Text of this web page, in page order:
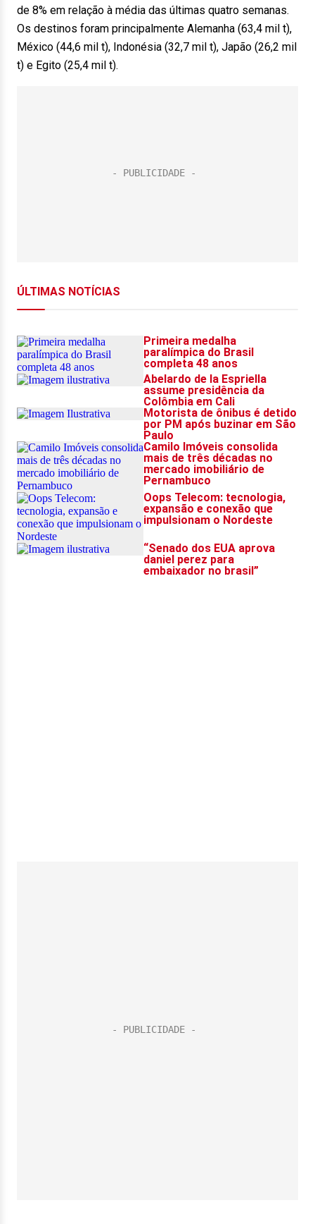
de 8% em relação à média das últimas quatro semanas.
Os destinos foram principalmente Alemanha (63,4 mil t),
México (44,6 mil t), Indonésia (32,7 mil t), Japão (26,2 mil
t) e Egito (25,4 mil t).